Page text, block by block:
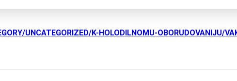
UNCATEGORIZED/K-HOLODILNOMU-OBORUDOVANIJU/